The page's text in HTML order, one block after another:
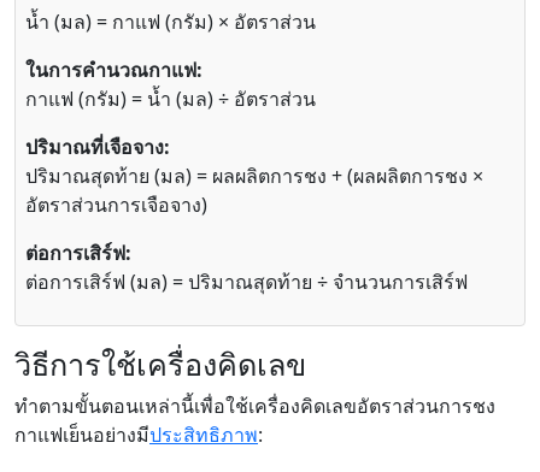
น้ำ (มล) = กาแฟ (กรัม) × อัตราส่วน
ในการคำนวณกาแฟ:
กาแฟ (กรัม) = น้ำ (มล) ÷ อัตราส่วน
ปริมาณที่เจือจาง:
ปริมาณสุดท้าย (มล) = ผลผลิตการชง + (ผลผลิตการชง ×
อัตราส่วนการเจือจาง)
ต่อการเสิร์ฟ:
ต่อการเสิร์ฟ (มล) = ปริมาณสุดท้าย ÷ จำนวนการเสิร์ฟ
วิธีการใช้เครื่องคิดเลข
ทำตามขั้นตอนเหล่านี้เพื่อใช้เครื่องคิดเลขอัตราส่วนการชง
กาแฟเย็นอย่างมีประสิทธิภาพ: